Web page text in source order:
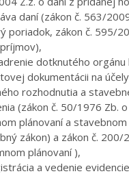
daní (zákon č. 563/
poriadok, zákon č. 595/
dotknutého orgánu
dokumentácii na
rozhodnutia a
(zákon č. 50/1976 Zb. o
plánovaní a
zákon) a zákon č. 200/
plánovaní ),
a vedenie evidencie